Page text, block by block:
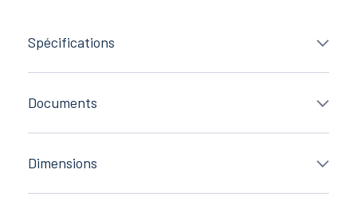
Spécifications
Documents
Dimensions